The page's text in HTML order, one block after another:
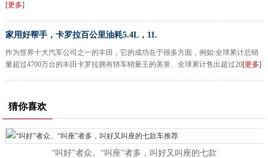
[更多]
家用好帮手，卡罗拉百公里油耗5.4L，11.
作为世界十大汽车公司之一的丰田，它的成功在于很多方面，例如:全球累计总销
量超过4700万台的丰田卡罗拉拥有轿车销量王的美誉、全球累计售出超过20[更多]
猜你喜欢
“叫好”者众、“叫座”者多，叫好又叫座的七款